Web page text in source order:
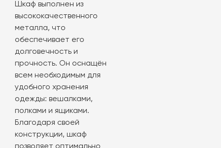
Шкаф выполнен из
высококачественного
металла, что
обеспечивает его
долговечность и
прочность. Он оснащён
всем необходимым для
удобного хранения
одежды: вешалками,
полками и ящиками.
Благодаря своей
конструкции, шкаф